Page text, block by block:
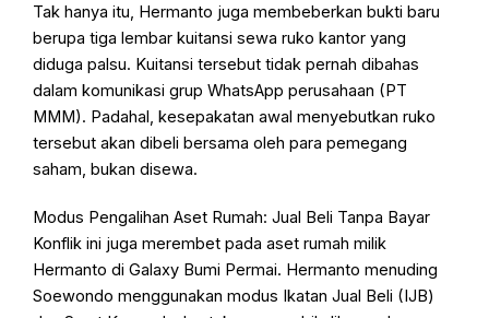
Tak hanya itu, Hermanto juga membeberkan bukti baru
berupa tiga lembar kuitansi sewa ruko kantor yang
diduga palsu. Kuitansi tersebut tidak pernah dibahas
dalam komunikasi grup WhatsApp perusahaan (PT
MMM). Padahal, kesepakatan awal menyebutkan ruko
tersebut akan dibeli bersama oleh para pemegang
saham, bukan disewa.
Modus Pengalihan Aset Rumah: Jual Beli Tanpa Bayar
Konflik ini juga merembet pada aset rumah milik
Hermanto di Galaxy Bumi Permai. Hermanto menuding
Soewondo menggunakan modus Ikatan Jual Beli (IJB)